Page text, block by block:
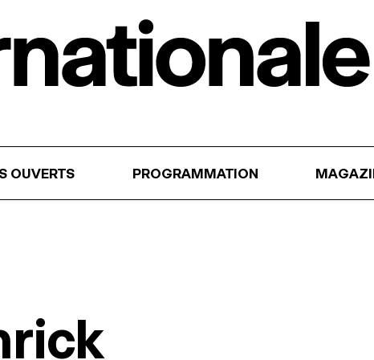
OUVERTS PROGRAMMATION